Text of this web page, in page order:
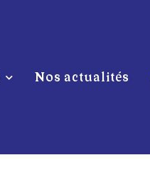
Nos actualités